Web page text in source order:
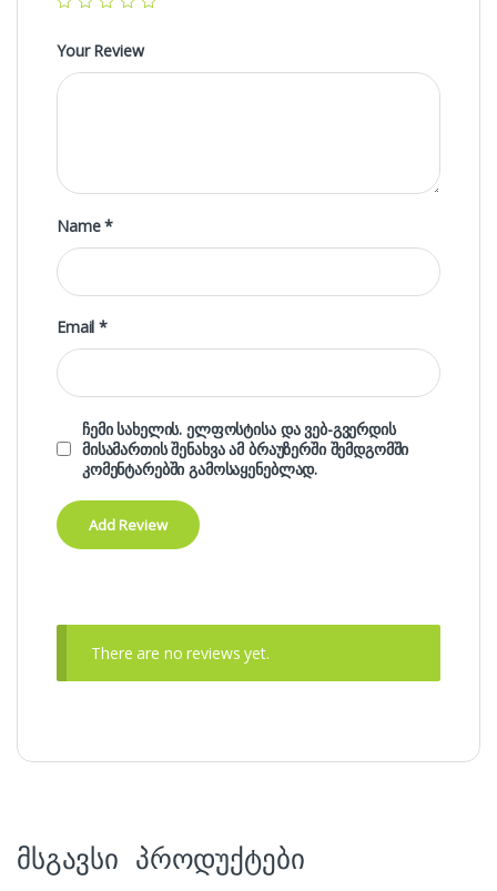
Your Review
Name*
Email*
ჩემი სახელის. ელფოსტისა და ვებ-გვერდის
მისამართის შენახვა ამ ბრაუზერში შემდგომში
კომენტარებში გამოსაყენებლად.
There are no reviews yet.
მსგავსი პროდუქტები